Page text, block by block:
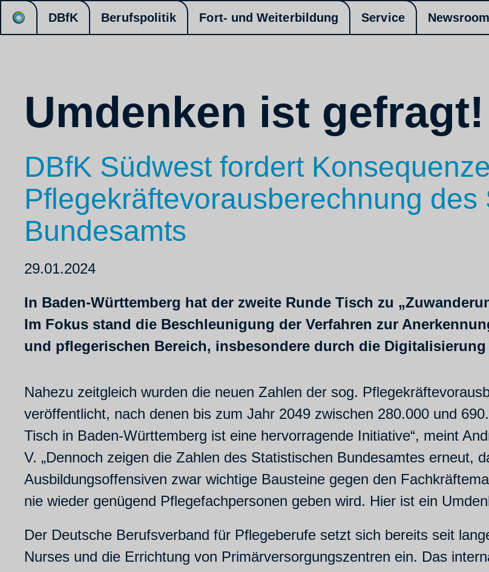
DBfK Berufspolitik Fort- und Weiterbildung Service Newsroom
Umdenken ist gefragt!
DBfK Südwest fordert
Pflegekräftevorausberechnung des
Bundesamts
29.01.2024
In Baden-Württemberg hat der zweite Runde Tisch zu
Im Fokus stand die Beschleunigung der Verfahren zur
und pflegerischen Bereich, insbesondere durch die
Nahezu zeitgleich wurden die neuen Zahlen der sog.
veröffentlicht, nach denen bis zum Jahr 2049 zwischen 280.000 und
Tisch in Baden-Württemberg ist eine hervorragende Initiative“, meint
V. „Dennoch zeigen die Zahlen des Statistischen Bundesamtes erneut,
Ausbildungsoffensiven zwar wichtige Bausteine gegen den
nie wieder genügend Pflegefachpersonen geben wird. Hier ist ein
Der Deutsche Berufsverband für Pflegeberufe setzt sich bereits seit
Nurses und die Errichtung von Primärversorgungszentren ein. Das